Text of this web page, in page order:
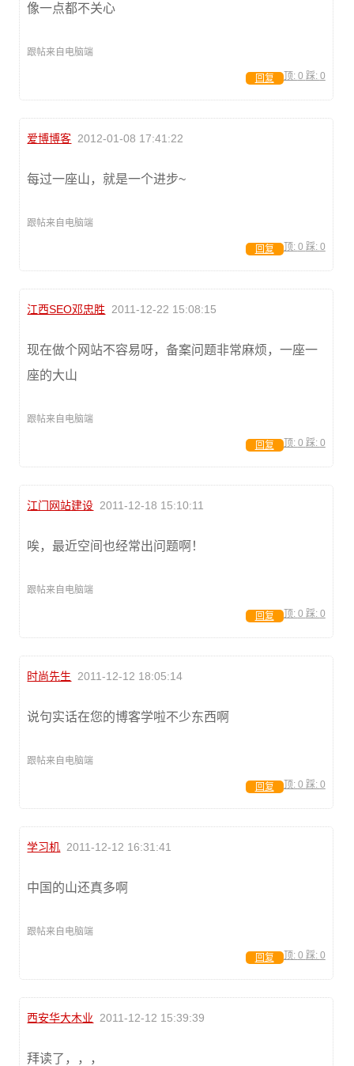
像一点都不关心
跟帖来自电脑端
顶: 0 踩: 0
回复
爱博博客 2012-01-08 17:41:22
每过一座山，就是一个进步~
跟帖来自电脑端
顶: 0 踩: 0
回复
江西SEO邓忠胜 2011-12-22 15:08:15
现在做个网站不容易呀，备案问题非常麻烦，一座一
座的大山
跟帖来自电脑端
顶: 0 踩: 0
回复
江门网站建设 2011-12-18 15:10:11
唉，最近空间也经常出问题啊！
跟帖来自电脑端
顶: 0 踩: 0
回复
时尚先生 2011-12-12 18:05:14
说句实话在您的博客学啦不少东西啊
跟帖来自电脑端
顶: 0 踩: 0
回复
学习机 2011-12-12 16:31:41
中国的山还真多啊
跟帖来自电脑端
顶: 0 踩: 0
回复
西安华大木业 2011-12-12 15:39:39
拜读了，，，